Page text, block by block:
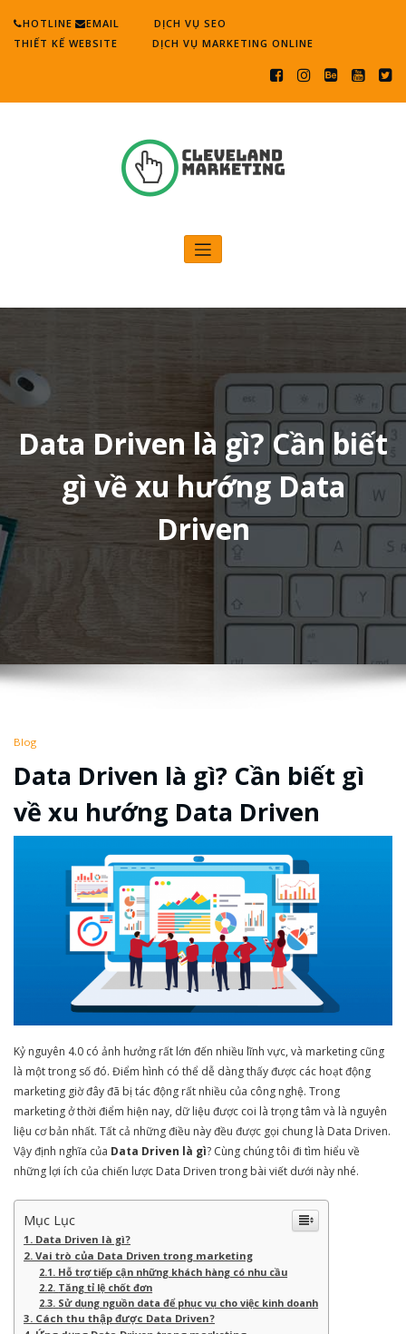
content
HOTLINE EMAIL
DỊCH VỤ SEO
THIẾT KẾ WEBSITE
DỊCH VỤ MARKETING ONLINE
Cleveland Marketing
Data Driven là gì? Cần biết
gì về xu hướng Data
Driven
Blog
Data Driven là gì? Cần biết gì
về xu hướng Data Driven
Kỷ nguyên 4.0 có ảnh hưởng rất lớn đến nhiều lĩnh vực, và marketing cũng
là một trong số đó. Điểm hình có thể dễ dàng thấy được các hoạt động
marketing giờ đây đã bị tác động rất nhiều của công nghệ. Trong
marketing ở thời điểm hiện nay, dữ liệu được coi là trọng tâm và là nguyên
liệu cơ bản nhất. Tất cả những điều này đều được gọi chung là Data Driven.
Vậy định nghĩa của Data Driven là gì? Cùng chúng tôi đi tìm hiểu về
những lợi ích của chiến lược Data Driven trong bài viết dưới này nhé.
Mục Lục
Data Driven là gì?
Vai trò của Data Driven trong marketing
Hỗ trợ tiếp cận những khách hàng có nhu cầu
Tăng tỉ lệ chốt đơn
Sử dụng nguồn data để phục vụ cho việc kinh doanh
Cách thu thập được Data Driven?